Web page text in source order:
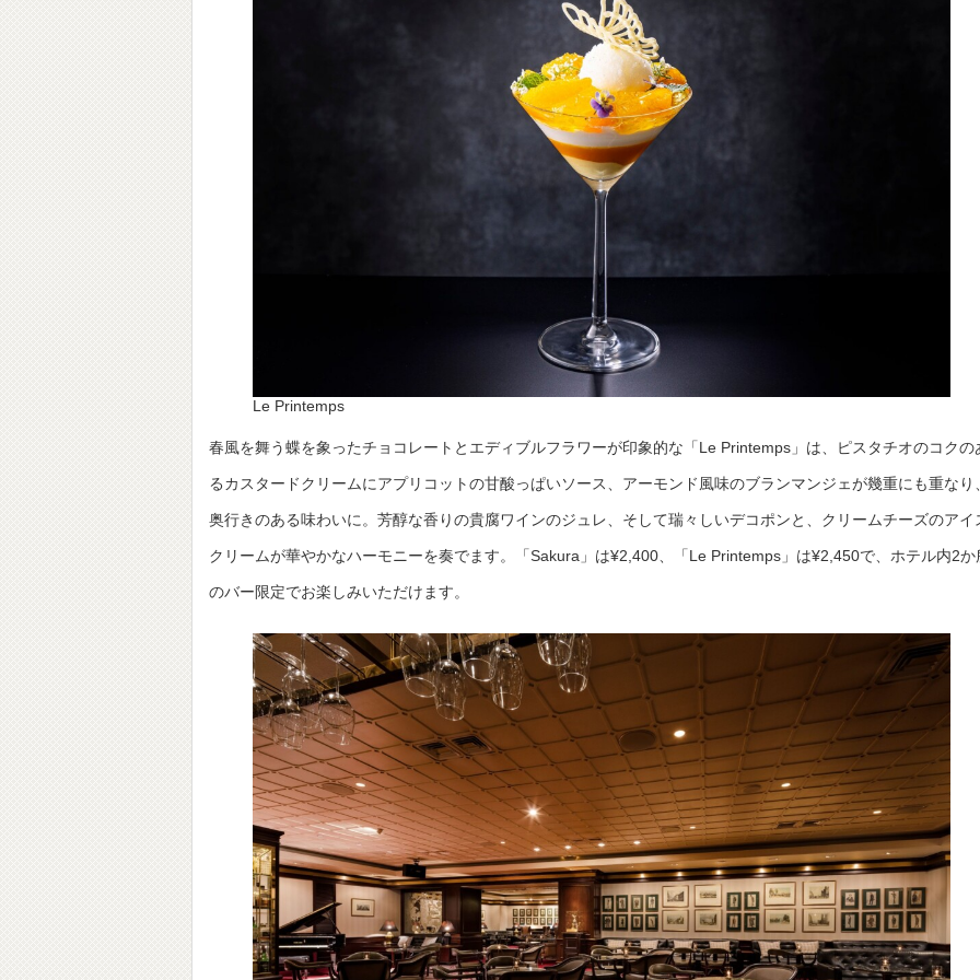
Le Printemps
春風を舞う蝶を象ったチョコレートとエディブルフラワーが印象的な「Le Printemps」は、ピスタチオのコクの
るカスタードクリームにアプリコットの甘酸っぱいソース、アーモンド風味のブランマンジェが幾重にも重なり
奥行きのある味わいに。芳醇な香りの貴腐ワインのジュレ、そして瑞々しいデコポンと、クリームチーズのアイ
クリームが華やかなハーモニーを奏でます。「Sakura」は¥2,400、「Le Printemps」は¥2,450で、ホテル内2か
のバー限定でお楽しみいただけます。